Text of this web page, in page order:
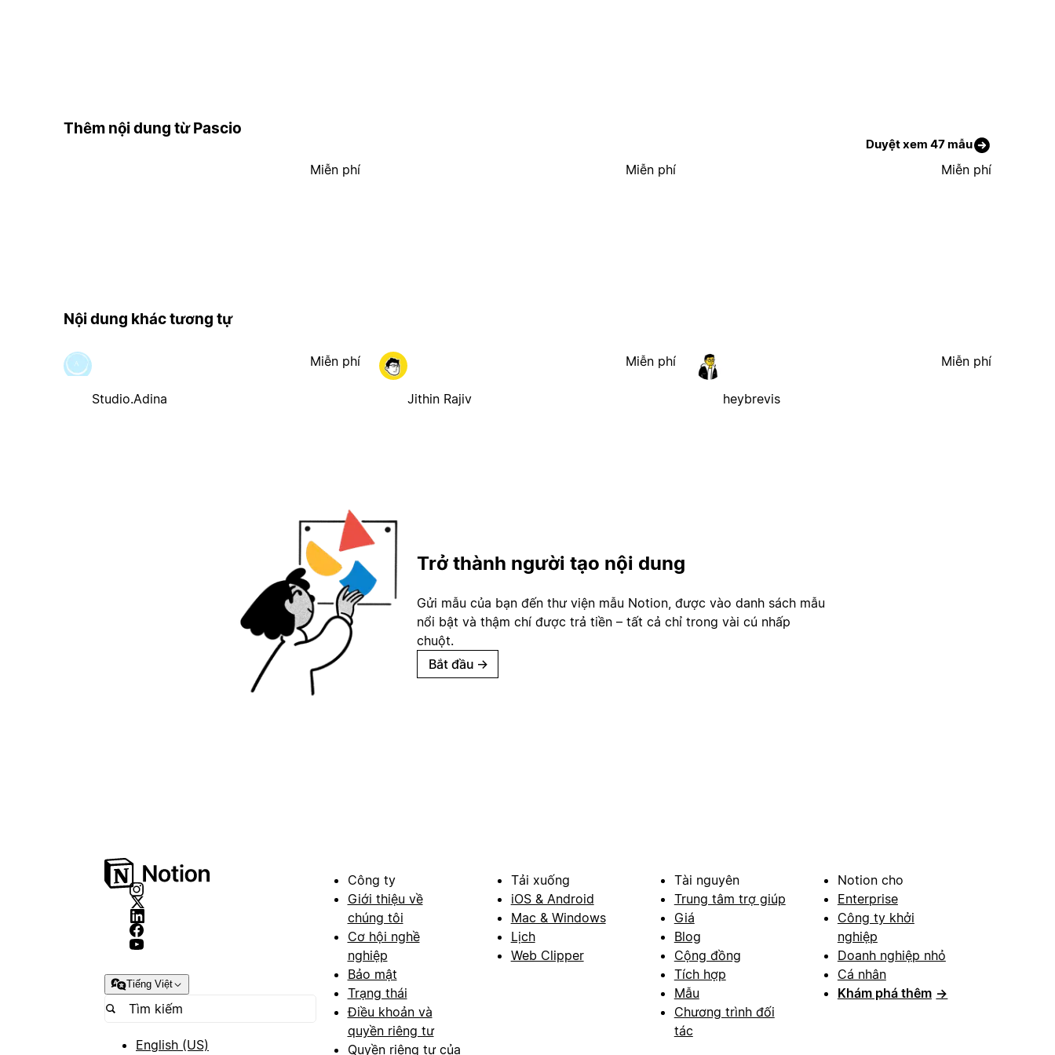
Thêm nội dung từ Pascio
Duyệt xem 47 mẫu
Miễn phí Miễn phí Miễn phí
Nội dung khác tương tự
Studio.Adina
Miễn phí
Jithin Rajiv
Miễn phí
heybrevis
Miễn phí
Trở thành người tạo nội dung
Gửi mẫu của bạn đến thư viện mẫu Notion, được vào danh sách mẫu
nổi bật và thậm chí được trả tiền – tất cả chỉ trong vài cú nhấp
chuột.
Bắt đầu →
Tiếng Việt
English (US)
Công ty
Giới thiệu về
chúng tôi
Cơ hội nghề
nghiệp
Bảo mật
Trạng thái
Điều khoản và
quyền riêng tư
Quyền riêng tư của
Tải xuống
iOS & Android
Mac & Windows
Lịch
Web Clipper
Tài nguyên
Trung tâm trợ giúp
Giá
Blog
Cộng đồng
Tích hợp
Mẫu
Chương trình đối
tác
Notion cho
Enterprise
Công ty khởi
nghiệp
Doanh nghiệp nhỏ
Cá nhân
Khám phá thêm →